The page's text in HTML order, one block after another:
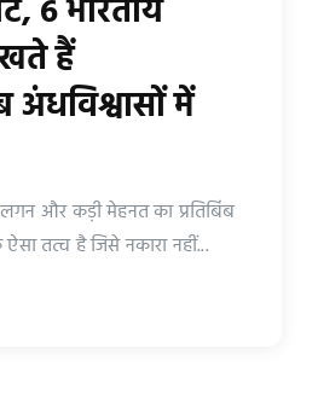
6 भारतीय
हैं
में
और कड़ी मेहनत का प्रतिबिंब
तत्व है जिसे नकारा नहीं...